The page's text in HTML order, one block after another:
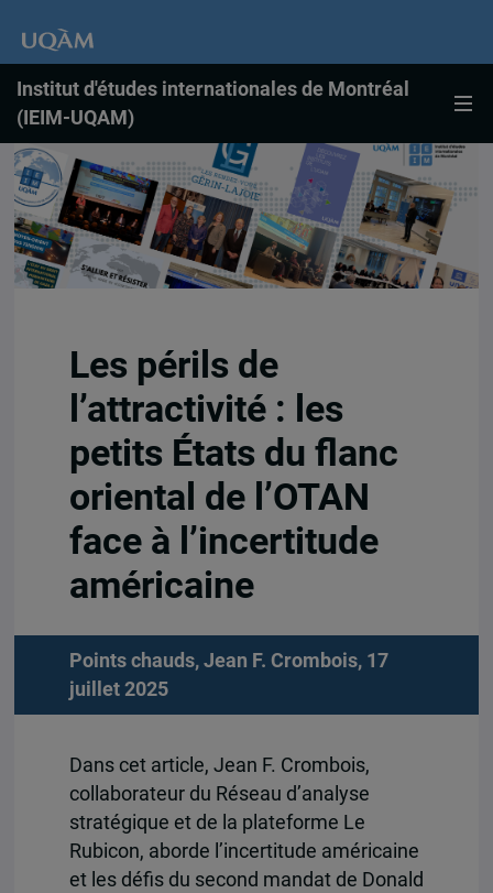
Institut d'études internationales de Montréal
(IEIM-UQAM)
Les périls de
l’attractivité : les
petits États du flanc
oriental de l’OTAN
face à l’incertitude
américaine
Points chauds, Jean F. Crombois, 17
juillet 2025
Dans cet article, Jean F. Crombois,
collaborateur du Réseau d’analyse
stratégique et de la plateforme Le
Rubicon, aborde l’incertitude américaine
et les défis du second mandat de Donald